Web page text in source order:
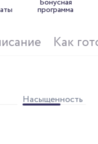
программа
Как
Насыщенность